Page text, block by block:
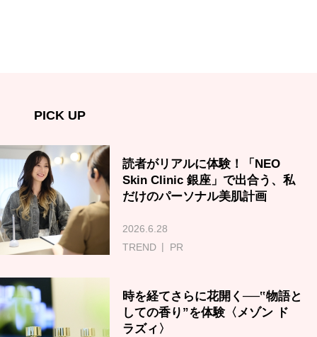
PICK UP
読者がリアルに体験！「NEO
Skin Clinic 銀座」で出合う、私
だけのパーソナル美肌計画
2026.6.28
TREND
PR
時を経てさらに花開く──‟物語と
しての香り”を体験〈メゾン ド
ラズィ〉